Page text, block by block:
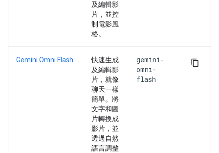
及編輯影
片，並控
制電影風
格。
Gemini Omni Flash
快速生成
及編輯影
片，就像
聊天一樣
簡單。將
文字和圖
片轉換成
影片，並
透過自然
語言調整
gemini-
omni-
flash